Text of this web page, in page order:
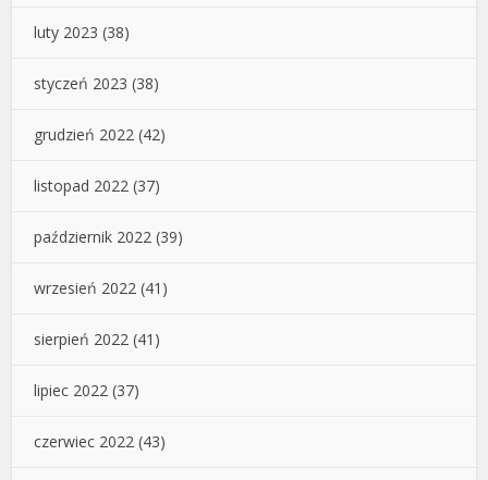
luty 2023 (38)
styczeń 2023 (38)
grudzień 2022 (42)
listopad 2022 (37)
październik 2022 (39)
wrzesień 2022 (41)
sierpień 2022 (41)
lipiec 2022 (37)
czerwiec 2022 (43)